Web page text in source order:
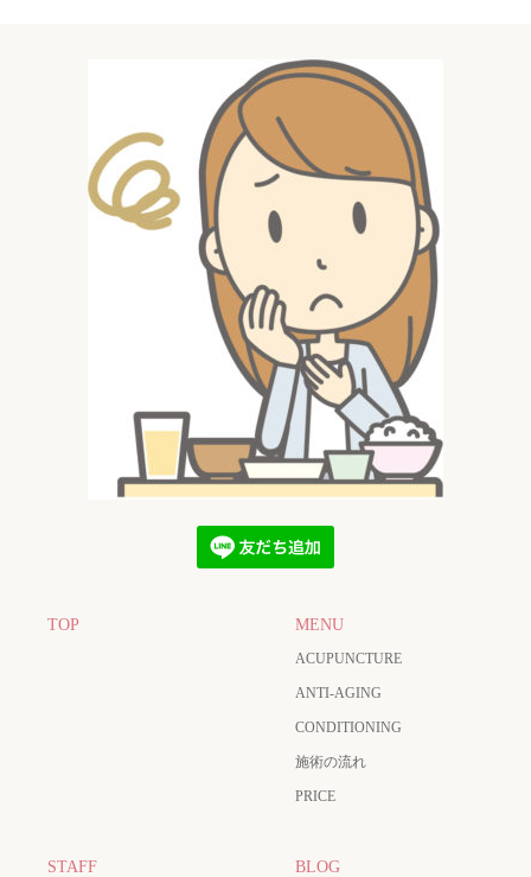
TOP MENU
ACUPUNCTURE
ANTI-AGING
CONDITIONING
施術の流れ
PRICE
STAFF BLOG